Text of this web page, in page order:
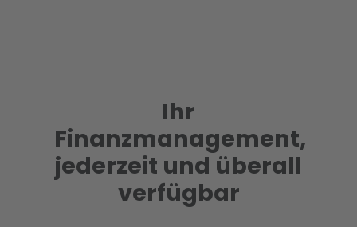
Ihr
Finanzmanagement,
jederzeit und überall
verfügbar